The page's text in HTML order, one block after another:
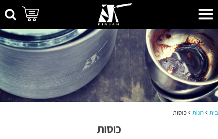
בית חנות כוסות
כוסות